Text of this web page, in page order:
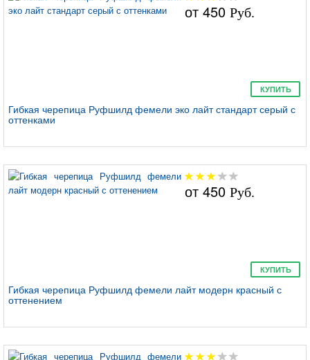
Руфшилд фемели
эко лайт модерн
Руфшилд фемели
от450 Руб.
КУПИТЬ
Гибкая черепица Руфшилд фемели эко лайт стандарт серый с
оттенками
от450 Руб.
КУПИТЬ
Гибкая черепица Руфшилд фемели лайт модерн красный с
оттенением